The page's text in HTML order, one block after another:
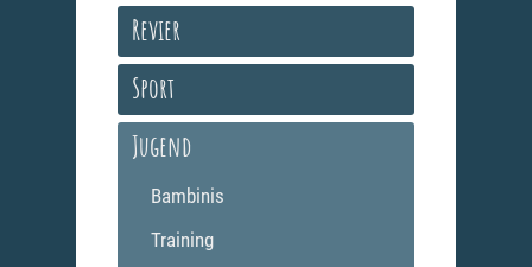
Revier
Sport
Jugend
Bambinis
Training